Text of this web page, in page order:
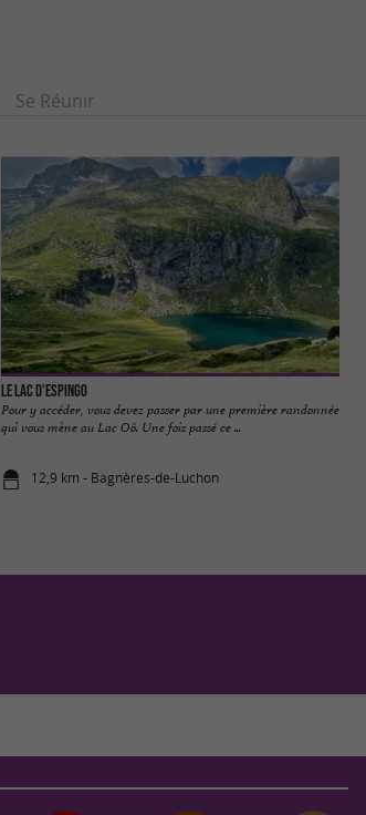
Se Réunir
Le Lac d'Espingo
Pour y accéder, vous devez passer par une première randonnée
qui vous mène au Lac Oô. Une fois passé ce ...
12,9 km - Bagnères-de-Luchon